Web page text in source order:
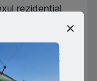
rezidential
al anului!
060578888